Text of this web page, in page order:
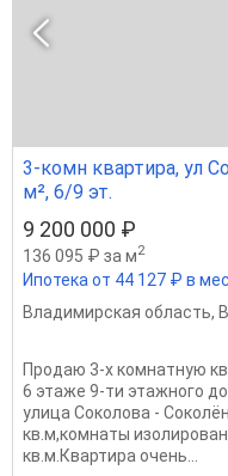
3-комн квартира, ул
м², 6/9 эт.
9 200 000 ₽
136 095 ₽ за м2
Ипотека от 44 127 ₽ в
Владимирская область,
Продаю 3-х комнатную
6 этаже 9-ти этажного
улица Соколова -
кв.м,комнаты
кв.м.Квартира очень...